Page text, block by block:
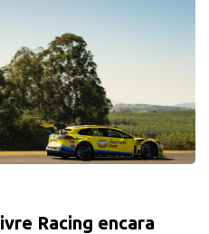
Racing encara